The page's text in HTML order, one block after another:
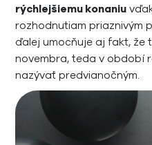
rýchlejšiemu konaniu
rozhodnutiam priaznivým
ďalej umocňuje aj fakt, že
novembra, teda v období
nazývať predvianočným.